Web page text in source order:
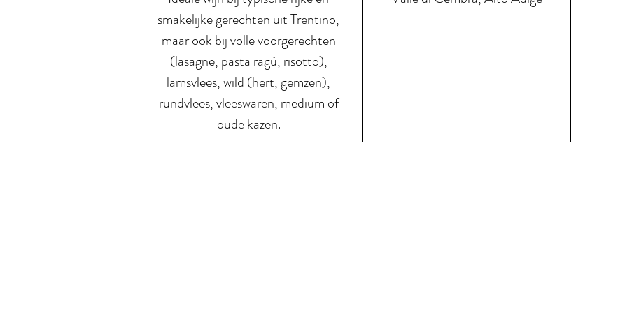
smakelijke gerechten uit Trentino,
maar ook bij volle voorgerechten
(lasagne, pasta ragù, risotto),
lamsvlees, wild (hert, gemzen),
rundvlees, vleeswaren, medium of
oude kazen.